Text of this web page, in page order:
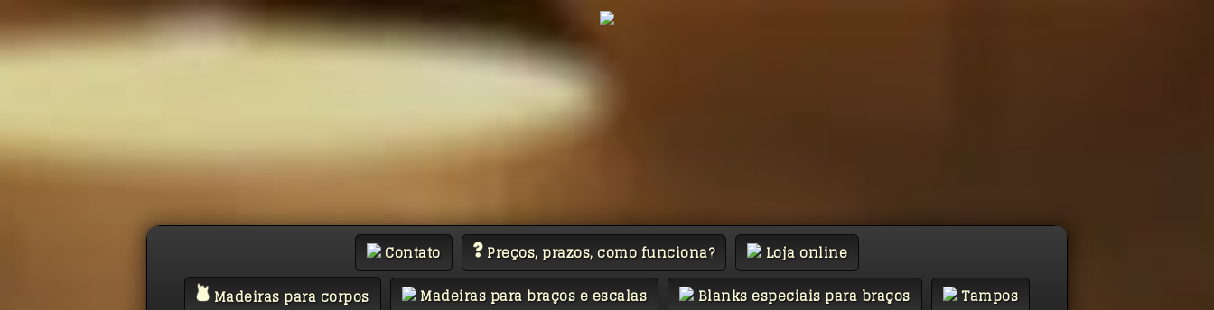
Contato Preços, prazos, como funciona?
Loja online
Madeiras para corpos
Madeiras para braços e escalas Blanks especiais para braços
Tampos